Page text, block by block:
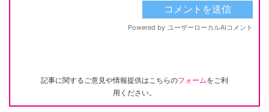
記事に関するご意見や情報提供はこちらのフォームをご利
用ください。